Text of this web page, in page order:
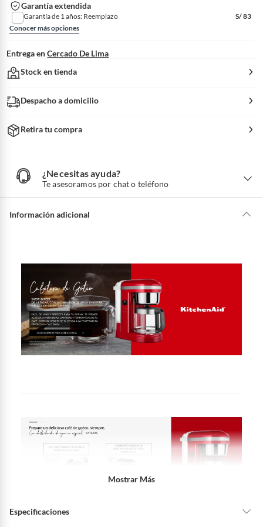
Garantía extendida
Garantía de 1 años: Reemplazo S/83
Conocer más opciones
Entrega en Cercado De Lima
Stock en tienda
Despacho a domicilio
Retira tu compra
¿Necesitas ayuda?
Te asesoramos por chat o teléfono
N
e
t
?
Información adicional
Mostrar Más
Especificaciones